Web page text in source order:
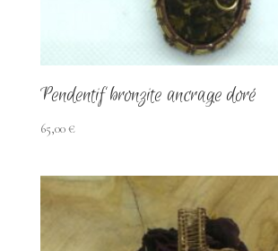
ancien
Pendentif bronzite ancrage doré
65,00€